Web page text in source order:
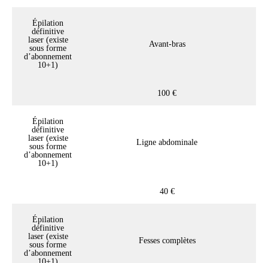
Épilation
définitive
laser (existe
sous forme
d’abonnement
10+1)
Avant-bras
100 €
Épilation
définitive
laser (existe
sous forme
d’abonnement
10+1)
Ligne abdominale
40 €
Épilation
définitive
laser (existe
sous forme
d’abonnement
Fesses complètes